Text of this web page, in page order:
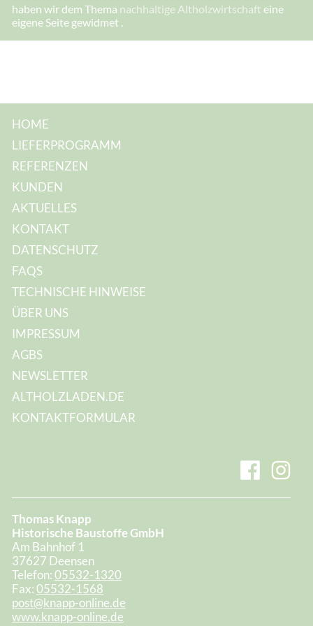
I
h
r
haben wir dem Thema nachhaltige Altholzwirtschaft eine
eigene Seite gewidmet .
HOME
LIEFERPROGRAMM
REFERENZEN
KUNDEN
AKTUELLES
KONTAKT
DATENSCHUTZ
FAQS
TECHNISCHE HINWEISE
ÜBER UNS
IMPRESSUM
AGBS
NEWSLETTER
ALTHOLZLADEN.DE
KONTAKTFORMULAR
Thomas Knapp
Historische Baustoffe GmbH
Am Bahnhof 1
37627 Deensen
Telefon:05532-1320
Fax:05532-1568
post@knapp-online.de
www.knapp-online.de